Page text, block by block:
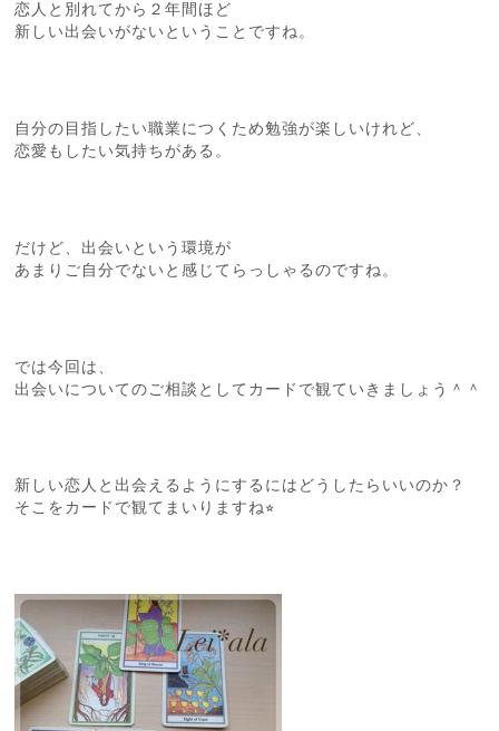
恋人と別れてから２年間ほど
新しい出会いがないということですね。
自分の目指したい職業につくため勉強が楽しいけれど、
恋愛もしたい気持ちがある。
だけど、出会いという環境が
あまりご自分でないと感じてらっしゃるのですね。
では今回は、
出会いについてのご相談としてカードで観ていきましょう＾＾
新しい恋人と出会えるようにするにはどうしたらいいのか？
そこをカードで観てまいりますね⭐︎